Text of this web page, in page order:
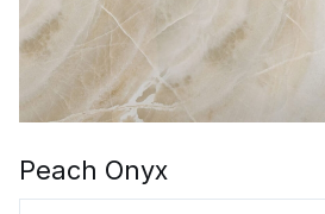
Peach Onyx